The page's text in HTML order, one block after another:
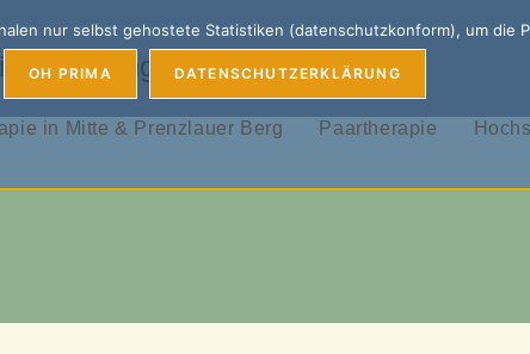
Coaching & Supervision
in Mitte & Prenzlauer Berg Paartherapie
nur selbst gehostete Statistiken (datenschutzkonform), um die
OH PRIMA DATENSCHUTZERKLÄRUNG